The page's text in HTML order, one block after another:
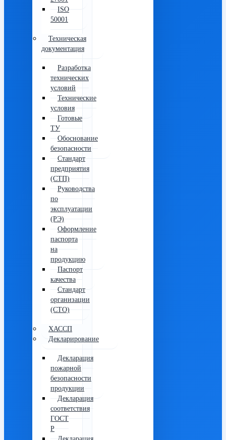
ISO
50001
Техническая
документация
Разработка
технических
условий
Технические
условия
Готовые
ТУ
Обоснование
безопасности
Стандарт
предприятия
(СТП)
Руководства
по
эксплуатации
(РЭ)
Оформление
паспорта
на
продукцию
Паспорт
качества
Стандарт
организации
(СТО)
ХАССП
Декларирование
Декларация
пожарной
безопасности
продукции
Декларация
соответствия
ГОСТ
Р